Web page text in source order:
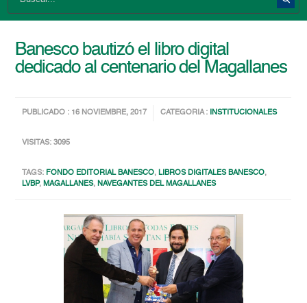
Banesco bautizó el libro digital
dedicado al centenario del Magallanes
PUBLICADO : 16 NOVIEMBRE, 2017 CATEGORIA : INSTITUCIONALES
VISITAS: 3095
TAGS: FONDO EDITORIAL BANESCO,LIBROS DIGITALES BANESCO,
LVBP,MAGALLANES,NAVEGANTES DEL MAGALLANES